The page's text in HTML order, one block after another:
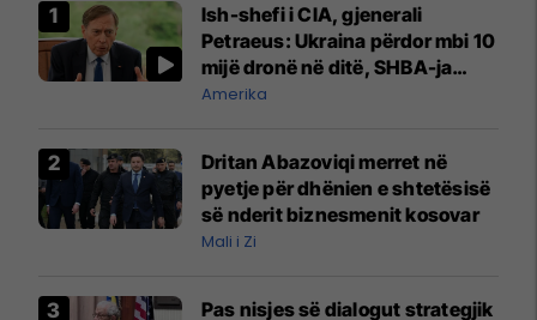
Ish-shefi i CIA, gjenerali
Petraeus: Ukraina përdor mbi 10
mijë dronë në ditë, SHBA-ja
mbetet shumë prapa në
Amerika
Dritan Abazoviqi merret në
pyetje për dhënien e shtetësisë
së nderit biznesmenit kosovar
Mali i Zi
Pas nisjes së dialogut strategjik